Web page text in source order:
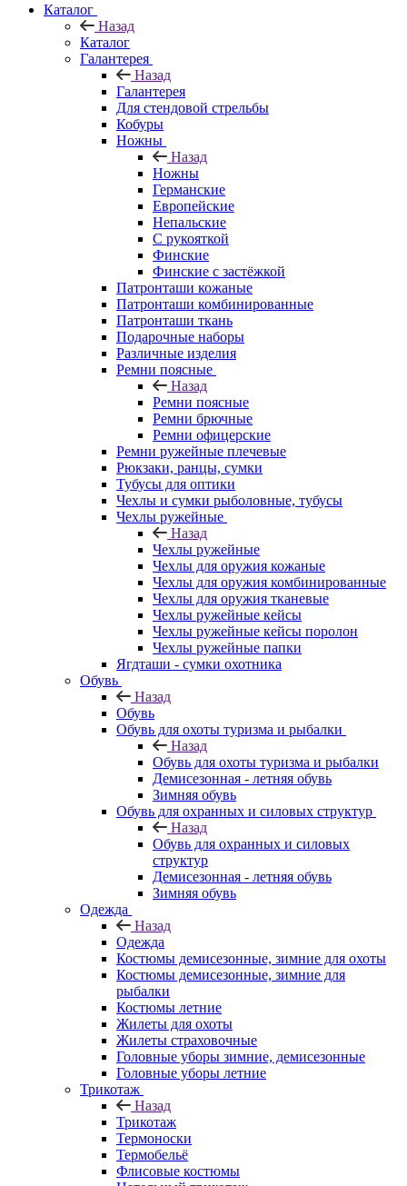
Каталог
Назад
Каталог
Галантерея
Назад
Галантерея
Для стендовой стрельбы
Кобуры
Ножны
Назад
Ножны
Германские
Европейские
Непальские
С рукояткой
Финские
Финские с застёжкой
Патронташи кожаные
Патронташи комбинированные
Патронташи ткань
Подарочные наборы
Различные изделия
Ремни поясные
Назад
Ремни поясные
Ремни брючные
Ремни офицерские
Ремни ружейные плечевые
Рюкзаки, ранцы, сумки
Тубусы для оптики
Чехлы и сумки рыболовные, тубусы
Чехлы ружейные
Назад
Чехлы ружейные
Чехлы для оружия кожаные
Чехлы для оружия комбинированные
Чехлы для оружия тканевые
Чехлы ружейные кейсы
Чехлы ружейные кейсы поролон
Чехлы ружейные папки
Ягдташи - сумки охотника
Обувь
Назад
Обувь
Обувь для охоты туризма и рыбалки
Назад
Обувь для охоты туризма и рыбалки
Демисезонная - летняя обувь
Зимняя обувь
Обувь для охранных и силовых структур
Назад
Обувь для охранных и силовых
структур
Демисезонная - летняя обувь
Зимняя обувь
Одежда
Назад
Одежда
Костюмы демисезонные, зимние для охоты
Костюмы демисезонные, зимние для
рыбалки
Костюмы летние
Жилеты для охоты
Жилеты страховочные
Головные уборы зимние, демисезонные
Головные уборы летние
Трикотаж
Назад
Трикотаж
Термоноски
Термобельё
Флисовые костюмы